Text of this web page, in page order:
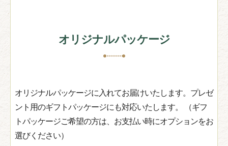
オリジナルパッケージ
オリジナルパッケージに入れてお届けいたします。プレゼ
ント用のギフトパッケージにも対応いたします。 （ギフ
トパッケージご希望の方は、お支払い時にオプションをお
選びください）